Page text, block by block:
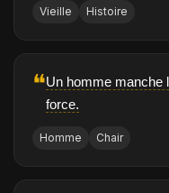
Vieille Histoire
❝Un homme manche
force.
Homme Chair